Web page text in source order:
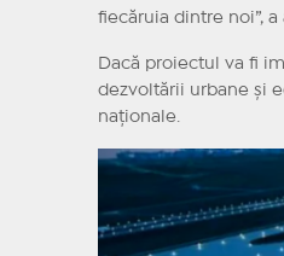
fiecăruia dintre noi”, a
Dacă proiectul va fi
dezvoltării urbane și
naționale.